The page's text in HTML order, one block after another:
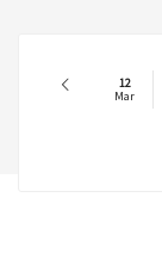
12
Mar